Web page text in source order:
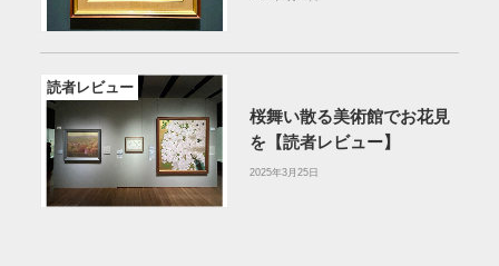
読者レビュー
桜舞い散る美術館でお花見
を【読者レビュー】
2025年3月25日